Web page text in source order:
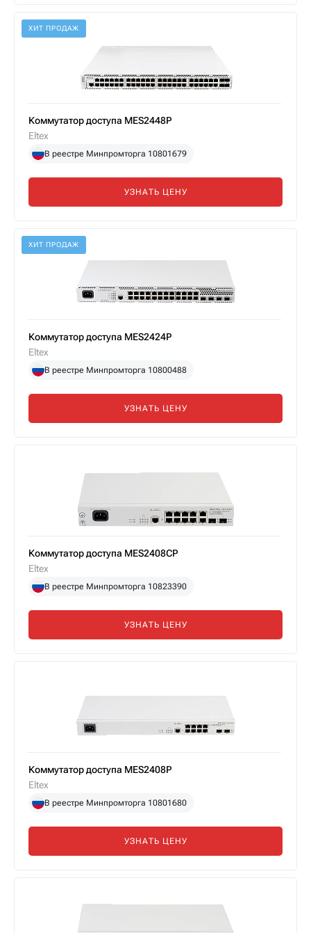
ХИТ ПРОДАЖ
Коммутатор доступа MES2448P
Eltex
В реестре Минпромторга 10801679
УЗНАТЬ ЦЕНУ
ХИТ ПРОДАЖ
Коммутатор доступа MES2424P
Eltex
В реестре Минпромторга 10800488
УЗНАТЬ ЦЕНУ
Коммутатор доступа MES2408CP
Eltex
В реестре Минпромторга 10823390
УЗНАТЬ ЦЕНУ
Коммутатор доступа MES2408P
Eltex
В реестре Минпромторга 10801680
УЗНАТЬ ЦЕНУ